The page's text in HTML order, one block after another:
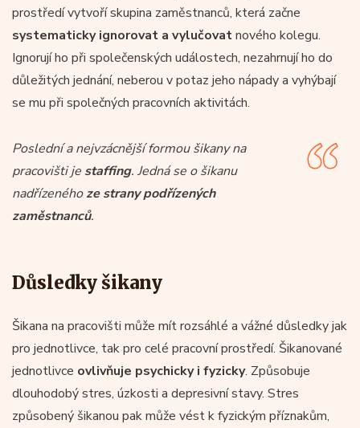
prostředí vytvoří skupina zaměstnanců, která začne
systematicky ignorovat a vylučovatnového kolegu.
Ignorují ho při společenských událostech, nezahrnují ho do
důležitých jednání, neberou v potaz jeho nápady a vyhýbají
se mu při společných pracovních aktivitách.
Poslední a nejvzácnější formou šikany na
pracovišti je staffing. Jedná se o šikanu
nadřízenéhoze strany podřízených
zaměstnanců.
Důsledky šikany
Šikana na pracovišti může mít rozsáhlé a vážné důsledky jak
pro jednotlivce, tak pro celé pracovní prostředí. Šikanované
jednotlivce ovlivňuje psychicky i fyzicky. Způsobuje
dlouhodobý stres, úzkosti a depresivní stavy. Stres
způsobený šikanou pak může vést k fyzickým příznakům,